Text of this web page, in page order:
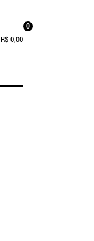
0
R$ 0,00